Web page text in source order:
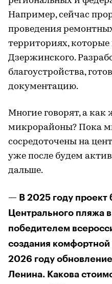
Например, сейчас
проведения
территориях,
Дзержинского.
благоустройства,
документацию.
Многие говорят, а как
микрорайоны? Пока
сосредоточены на
уже после будем
дальше.
— В 2025 году проект
Центрального пляжа
победителем
создания
2026 году
Ленина. Какова